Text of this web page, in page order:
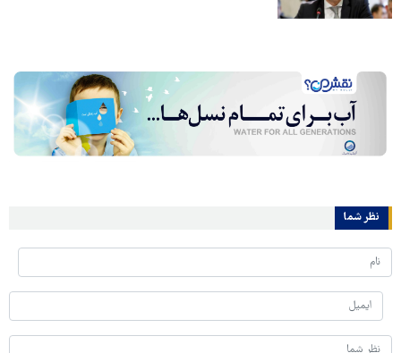
نظر شما